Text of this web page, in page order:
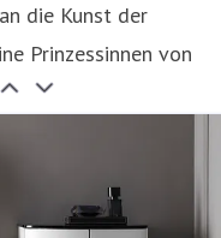
die Kunst der
Prinzessinnen von